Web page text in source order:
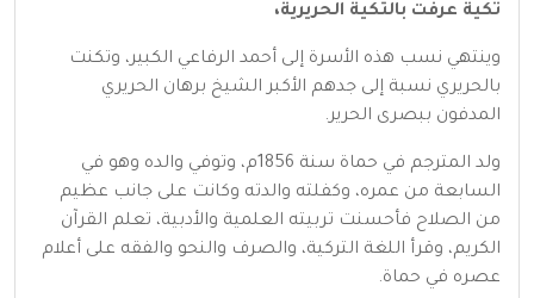
تكية عرفت بالتكية الحريرية،
وينتهي نسب هذه الأسرة إلى أحمد الرفاعي الكبير، وتكنت
بالحريري نسبة إلى جدهم الأكبر الشيخ برهان الحريري
المدفون ببصرى الحرير.
ولد المترجم في حماة سنة 1856م، وتوفي والده وهو في
السابعة من عمره، وكفلته والدته وكانت على جانب عظيم
من الصلاح فأحسنت تربيته العلمية والأدبية، تعلم القرآن
الكريم، وقرأ اللغة التركية، والصرف والنحو والفقه على أعلام
عصره في حماة.